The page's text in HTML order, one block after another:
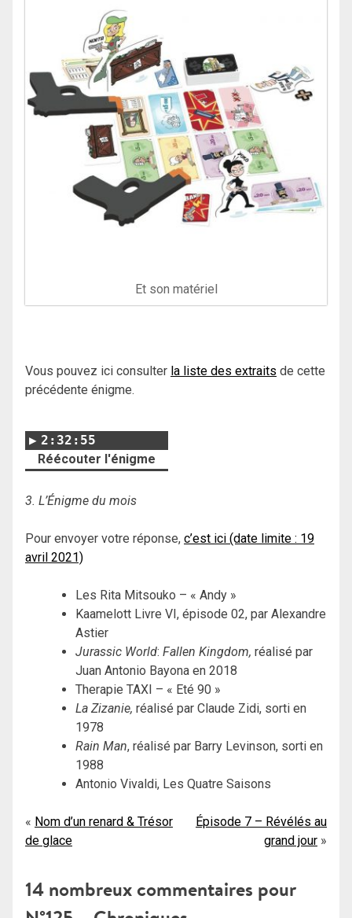
Et son matériel
Vous pouvez ici consulter la liste des extraits de cette
précédente énigme.
2:32:55
Réécouter l'énigme
3. L’Énigme du mois
Pour envoyer votre réponse, c’est ici (date limite : 19
avril 2021)
Les Rita Mitsouko – « Andy »
Kaamelott Livre VI, épisode 02, par Alexandre
Astier
Jurassic World: Fallen Kingdom, réalisé par
Juan Antonio Bayona en 2018
Therapie TAXI – « Eté 90 »
La Zizanie, réalisé par Claude Zidi, sorti en
1978
Rain Man, réalisé par Barry Levinson, sorti en
1988
Antonio Vivaldi, Les Quatre Saisons
Navigation
de
l’article
Nom d’un renard & Trésor
de glace
Épisode 7 – Révélés au
grand jour
14 nombreux commentaires pour